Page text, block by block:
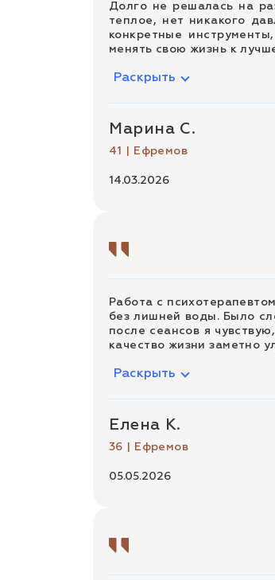
Долго не решалась на
теплое, нет никакого
конкретные
менять свою жизнь к
Раскрыть
Марина С.
41 | Ефремов
14.03.2026
Работа с
без лишней воды. Было
после сеансов я
качество жизни заметно
Раскрыть
Елена К.
36 | Ефремов
05.05.2026